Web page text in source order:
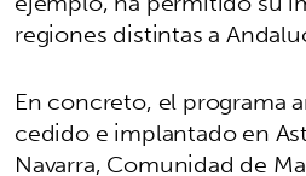
regiones distintas a
En concreto, el programa
cedido e implantado en
Navarra, Comunidad de